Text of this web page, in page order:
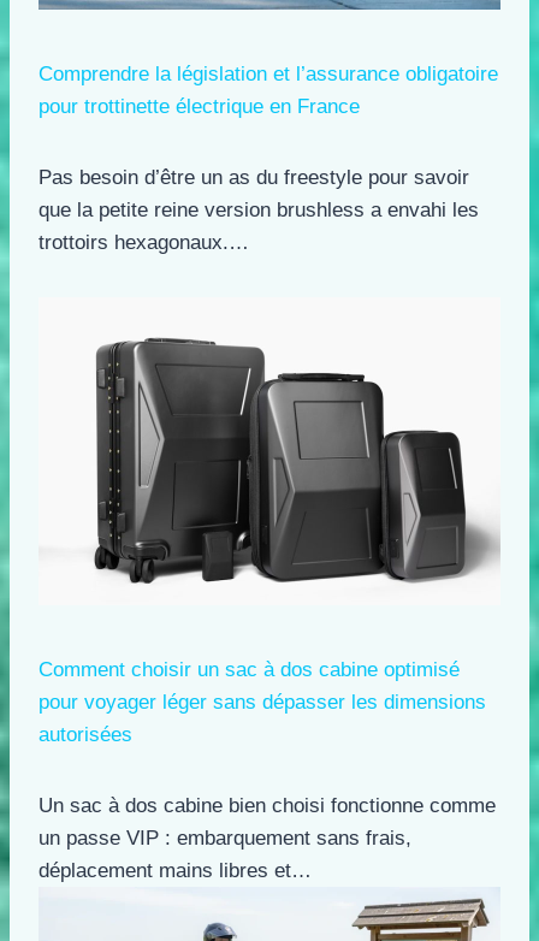
Comprendre la législation et l’assurance obligatoire
pour trottinette électrique en France
Pas besoin d’être un as du freestyle pour savoir
que la petite reine version brushless a envahi les
trottoirs hexagonaux.…
Comment choisir un sac à dos cabine optimisé
pour voyager léger sans dépasser les dimensions
autorisées
Un sac à dos cabine bien choisi fonctionne comme
un passe VIP : embarquement sans frais,
déplacement mains libres et…